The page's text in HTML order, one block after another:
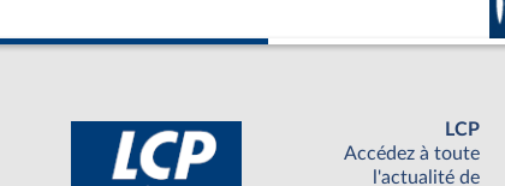
LCP
Accédez à toute
l'actualité de